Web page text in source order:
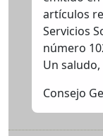
artículos
Servicios
número
Un saludo,
Consejo